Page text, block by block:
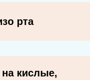
рта
кислые,